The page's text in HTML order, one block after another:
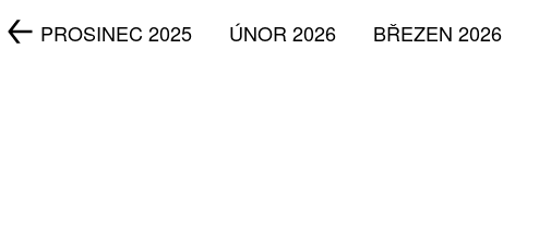
BŘEZEN 2026
ÚNOR 2026
PROSINEC 2025